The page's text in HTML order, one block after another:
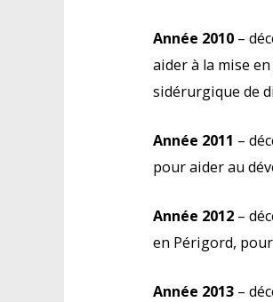
Année 2010 –
aider à la mise
sidérurgique de
Année 2011 –
pour aider au
Année 2012 –
en Périgord, pour
Année 2013 –